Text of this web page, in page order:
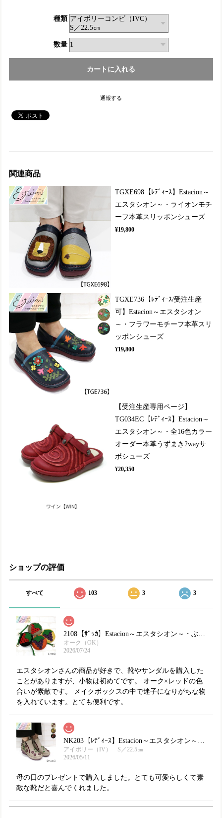
種類
数量
通報する
関連商品
TGXE698【ﾚﾃﾞｨｰｽ】Estacion～
エスタシオン～・ライオンモチ
ーフ本革スリッポンシューズ
¥19,800
TGXE736【ﾚﾃﾞｨｰｽ/受注生産
可】Estacion～エスタシオン
～・フラワーモチーフ本革スリ
ッポンシューズ
¥19,800
【受注生産専用ページ】
TG034EC【ﾚﾃﾞｨｰｽ】Estacion～
エスタシオン～・全16色カラー
オーダー本革うずまき2wayサ
ボシューズ
¥20,350
ショップの評価
すべて 103 3 3
オーク（OK）
2026/07/24
エスタシオンさんの商品が好きで、靴やサンダルを購入した
ことがありますが、小物は初めてです。 オーク×レッドの色
合いが素敵です。 メイクボックスの中で迷子になりがちな物
を入れています。とても便利です。
アイボリー（IV） S／22.5㎝
2026/05/11
母の日のプレゼントで購入しました。とても可愛らしくて素
敵な靴だと喜んでくれました。